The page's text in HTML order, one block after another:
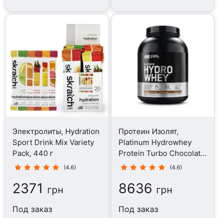
Электролиты, Hydration
Sport Drink Mix Variety
Pack, 440 г
(4.6)
2371 грн
Под заказ
Протеин Изолят,
Platinum Hydrowhey
Protein Turbo Chocolate,
1.64 кг
(4.6)
8636 грн
Под заказ